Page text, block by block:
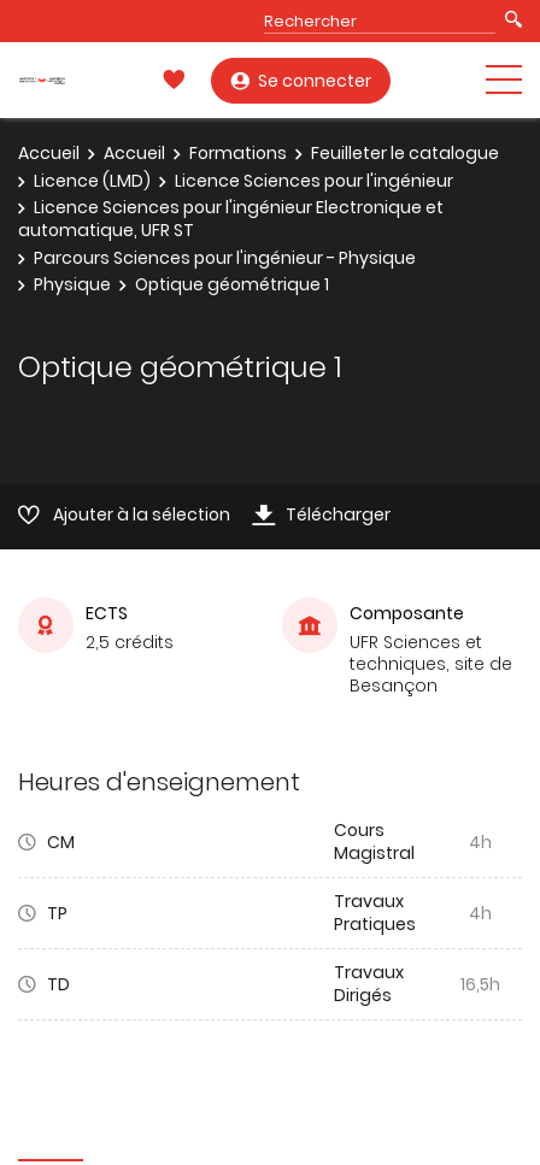
Se connecter
Accueil Accueil Formations
Feuilleter le catalogue
Licence (LMD)
Licence Sciences pour l'ingénieur
Licence Sciences pour l'ingénieur Electronique et
automatique, UFR ST
Parcours Sciences pour l'ingénieur - Physique
Physique
Optique géométrique 1
Optique géométrique 1
Ajouter à la sélection Télécharger
ECTS
2,5 crédits
Composante
UFR Sciences et
techniques, site de
Besançon
Heures d'enseignement
CM
Cours
Magistral
4h
TP
Travaux
Pratiques
4h
TD
Travaux
Dirigés
16,5h